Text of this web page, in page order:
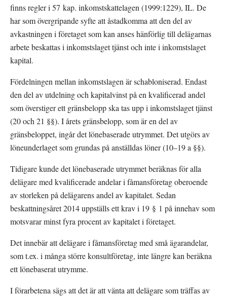
finns regler i 57 kap. inkomstskattelagen (1999:1229), IL. De
har som övergripande syfte att åstadkomma att den del av
avkastningen i företaget som kan anses hänförlig till delägarnas
arbete beskattas i inkomstslaget tjänst och inte i inkomstslaget
kapital.
Fördelningen mellan inkomstslagen är schabloniserad. Endast
den del av utdelning och kapitalvinst på en kvalificerad andel
som överstiger ett gränsbelopp ska tas upp i inkomstslaget tjänst
(20 och 21 §§). I årets gränsbelopp, som är en del av
gränsbeloppet, ingår det lönebaserade utrymmet. Det utgörs av
löneunderlaget som grundas på anställdas löner (10–19 a §§).
Tidigare kunde det lönebaserade utrymmet beräknas för alla
delägare med kvalificerade andelar i fåmansföretag oberoende
av storleken på delägarens andel av kapitalet. Sedan
beskattningsåret 2014 uppställs ett krav i 19 § 1 på innehav som
motsvarar minst fyra procent av kapitalet i företaget.
Det innebär att delägare i fåmansföretag med små ägarandelar,
som t.ex. i många större konsultföretag, inte längre kan beräkna
ett lönebaserat utrymme.
I förarbetena sägs att det är att vänta att delägare som träffas av